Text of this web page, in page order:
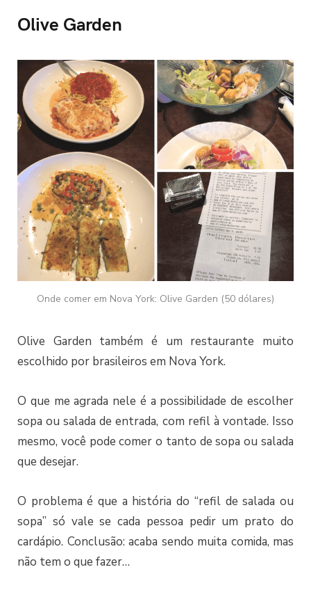
Olive Garden
Onde comer em Nova York: Olive Garden (50 dólares)
Olive Garden também é um restaurante muito
escolhido por brasileiros em Nova York.
O que me agrada nele é a possibilidade de escolher
sopa ou salada de entrada, com refil à vontade. Isso
mesmo, você pode comer o tanto de sopa ou salada
que desejar.
O problema é que a história do “refil de salada ou
sopa” só vale se cada pessoa pedir um prato do
cardápio. Conclusão: acaba sendo muita comida, mas
não tem o que fazer…